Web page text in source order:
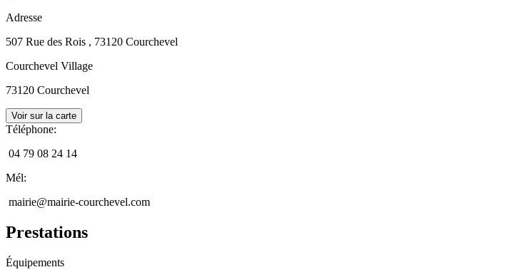
Adresse
507 Rue des Rois , 73120 Courchevel
Courchevel Village
73120 Courchevel
Voir sur la carte
Téléphone:
04 79 08 24 14
Mél:
mairie@mairie-courchevel.com
Prestations
Équipements